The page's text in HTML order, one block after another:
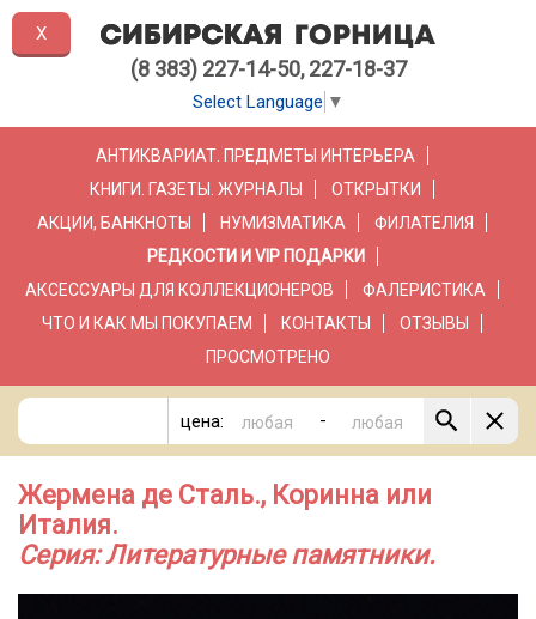
(8 383) 227-14-50, 227-18-37
Select Language ▼
АНТИКВАРИАТ. ПРЕДМЕТЫ ИНТЕРЬЕРА
КНИГИ. ГАЗЕТЫ. ЖУРНАЛЫ
ОТКРЫТКИ
АКЦИИ, БАНКНОТЫ
НУМИЗМАТИКА
ФИЛАТЕЛИЯ
РЕДКОСТИ И VIP ПОДАРКИ
АКСЕССУАРЫ ДЛЯ КОЛЛЕКЦИОНЕРОВ
ФАЛЕРИСТИКА
ЧТО И КАК МЫ ПОКУПАЕМ
КОНТАКТЫ
ОТЗЫВЫ
ПРОСМОТРЕНО
цена: -
Жермена де Сталь., Коринна или
Италия.
Серия: Литературные памятники.
X